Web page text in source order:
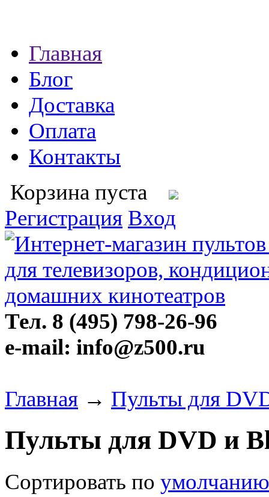
Главная
Блог
Доставка
Оплата
Контакты
Корзина пуста
Регистрация Вход
Тел. 8 (495) 798-26-96
e-mail: info@z500.ru
Главная → Пульты для
Пульты для DVD и
Сортировать по умолчанию